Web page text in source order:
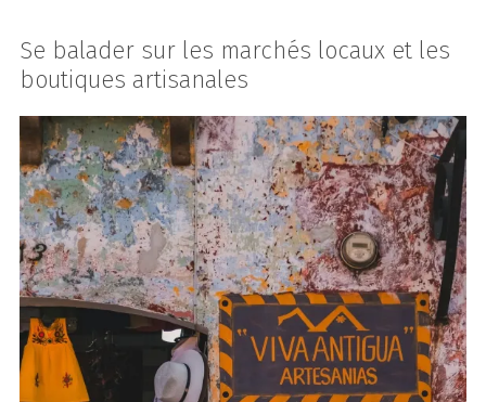
Se balader sur les marchés locaux et les
boutiques artisanales